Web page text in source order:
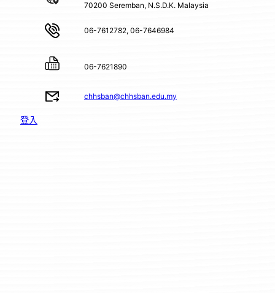
70200 Seremban, N.S.D.K. Malaysia
06-7612782, 06-7646984
06-7621890
chhsban@chhsban.edu.my
登入